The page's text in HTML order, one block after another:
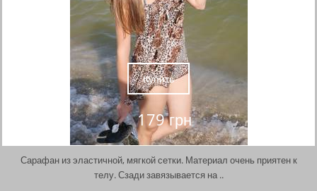
179 грн
Купить
Сарафан из эластичной, мягкой сетки. Материал очень приятен к
телу. Сзади завязывается на ..